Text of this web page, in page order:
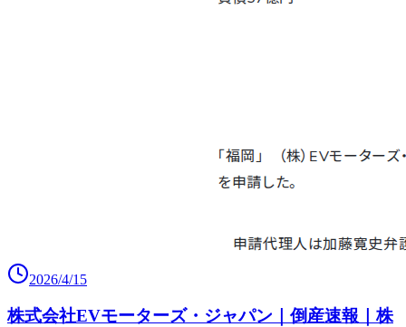
2026/4/15
株式会社EVモーターズ・ジャパン｜倒産速報｜株